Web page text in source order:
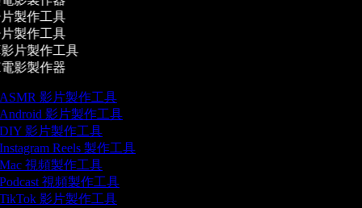
製作工具
製作工具
片製作工具
影製作器
影片製作工具
影片製作工具
影片製作工具
Reels 製作工具
視頻製作工具
視頻製作工具
影片製作工具